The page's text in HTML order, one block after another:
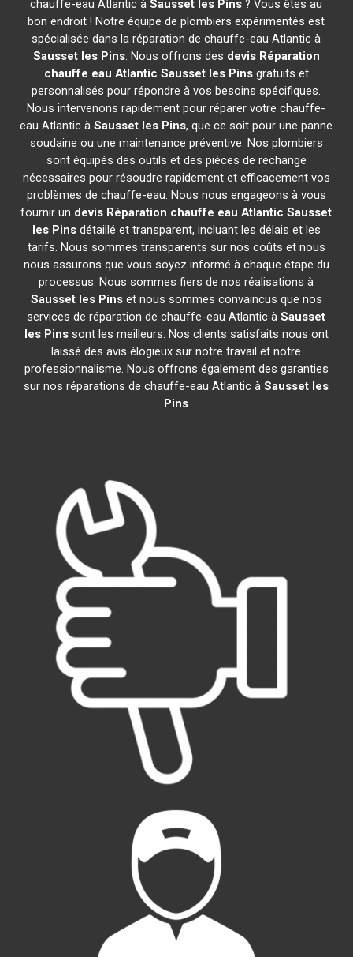
chauffe-eau Atlantic àSausset les Pins ? Vous êtes au
bon endroit ! Notre équipe de plombiers expérimentés est
spécialisée dans la réparation de chauffe-eau Atlantic à
Sausset les Pins. Nous offrons des devis Réparation
chauffe eau Atlantic Sausset les Pinsgratuits et
personnalisés pour répondre à vos besoins spécifiques.
Nous intervenons rapidement pour réparer votre chauffe-
eau Atlantic àSausset les Pins, que ce soit pour une panne
soudaine ou une maintenance préventive. Nos plombiers
sont équipés des outils et des pièces de rechange
nécessaires pour résoudre rapidement et efficacement vos
problèmes de chauffe-eau. Nous nous engageons à vous
fournir un devis Réparation chauffe eau Atlantic Sausset
les Pinsdétaillé et transparent, incluant les délais et les
tarifs. Nous sommes transparents sur nos coûts et nous
nous assurons que vous soyez informé à chaque étape du
processus. Nous sommes fiers de nos réalisations à
Sausset les Pinset nous sommes convaincus que nos
services de réparation de chauffe-eau Atlantic àSausset
les Pinssont les meilleurs. Nos clients satisfaits nous ont
laissé des avis élogieux sur notre travail et notre
professionnalisme. Nous offrons également des garanties
sur nos réparations de chauffe-eau Atlantic àSausset les
Pins